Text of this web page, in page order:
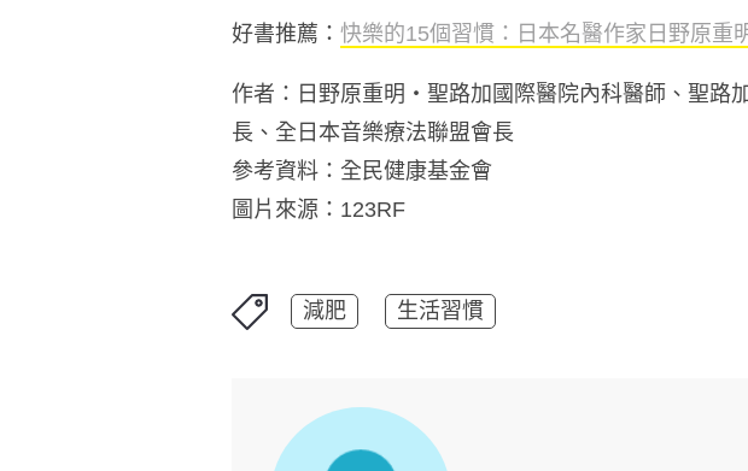
好書推薦： 快樂的15個習慣：日本名醫作家日野原重
作者：日野原重明・聖路加國際醫院內科醫師、聖路
長、全日本音樂療法聯盟會長
參考資料：全民健康基金會
圖片來源：123RF
減肥 生活習慣